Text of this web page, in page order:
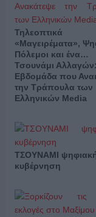
Τηλεοπτικά
«Μαγειρέματα»,
Πόλεμοι και ένα…
Τσουνάμι
Εβδομάδα που
την Τράπουλα των
Ελληνικών Media
ΤΣΟΥΝΑΜΙ
κυβέρνηση